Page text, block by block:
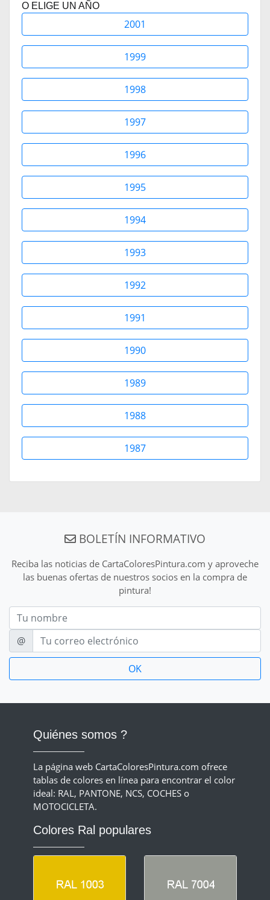
O ELIGE UN AÑO
2001
1999
1998
1997
1996
1995
1994
1993
1992
1991
1990
1989
1988
1987
BOLETÍN INFORMATIVO
Reciba las noticias de CartaColoresPintura.com y aproveche
las buenas ofertas de nuestros socios en la compra de
pintura!
Nom
E-mail
@
Quiénes somos ?
La página web CartaColoresPintura.com ofrece
tablas de colores en línea para encontrar el color
ideal: RAL, PANTONE, NCS, COCHES o
MOTOCICLETA.
Colores Ral populares